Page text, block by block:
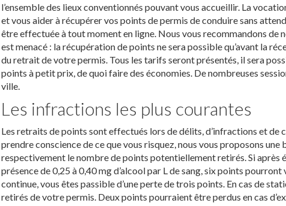
l’ensemble des lieux conventionnés pouvant vous accueillir. La
et vous aider à récupérer vos points de permis de conduire sans
être effectuée à tout moment en ligne. Nous vous recommandons de
est menacé : la récupération de points ne sera possible qu’avant la
du retrait de votre permis. Tous les tarifs seront présentés, il sera
points à petit prix, de quoi faire des économies. De nombreuses
ville.
Les infractions les plus courantes
Les retraits de points sont effectués lors de délits, d’infractions et de
prendre conscience de ce que vous risquez, nous vous proposons
respectivement le nombre de points potentiellement retirés. Si après
présence de 0,25 à 0,40 mg d’alcool par L de sang, six points
continue, vous êtes passible d’une perte de trois points. En cas de
retirés de votre permis. Deux points pourraient être perdus en cas